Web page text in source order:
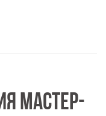
МАСТЕР-